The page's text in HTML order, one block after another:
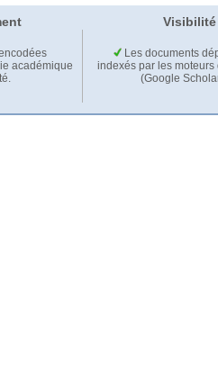
Visibilité
académique
Les documents
indexés par les moteurs
(Google